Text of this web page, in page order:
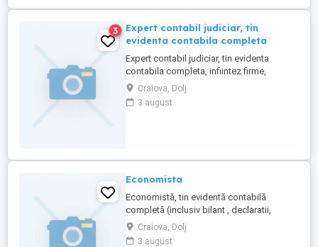
3
Expert contabil judiciar, tin
evidenta contabila completa
Expert contabil judiciar, tin evidenta
contabila completa, infiintez firme,
consultanta fiscala. Contabilitate
intracomunitara. tel.: 0722820427
Craiova, Dolj
3 august
Economista
Economistă, tin evidentă contabilă
completă (inclusiv bilant , declaratii,
gestiune ) atât la SRL cât si la PFI si PFA.
Experientă vastă . Pret avantajos. Tel.
Craiova, Dolj
3 august